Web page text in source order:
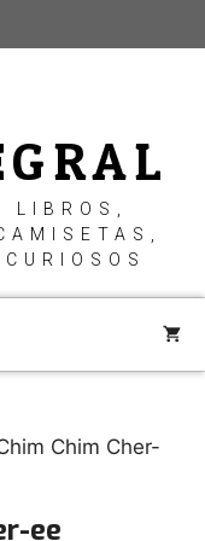
LIBROS,
Chim Cher-
ee